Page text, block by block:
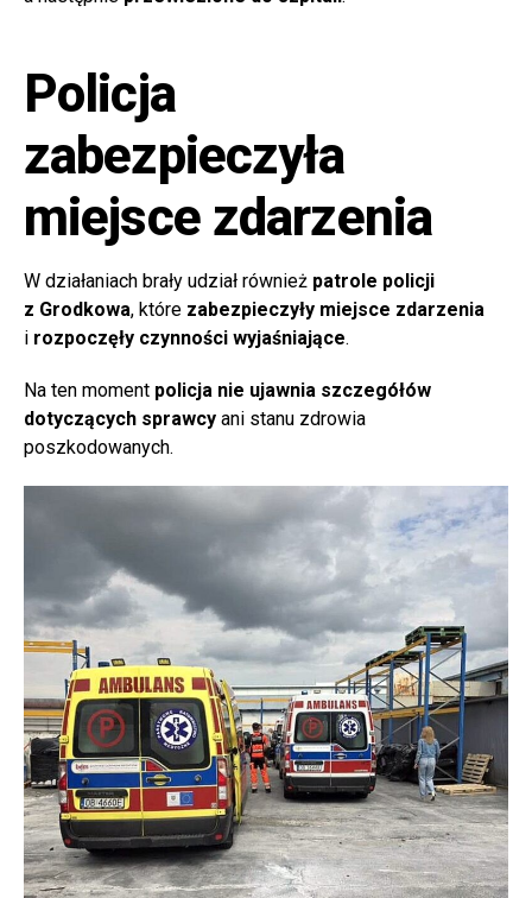
Policja
zabezpieczyła
miejsce zdarzenia
W działaniach brały udział również patrole policji
z Grodkowa, które zabezpieczyły miejsce zdarzenia
i rozpoczęły czynności wyjaśniające.
Na ten moment policja nie ujawnia szczegółów
dotyczących sprawcy ani stanu zdrowia
poszkodowanych.